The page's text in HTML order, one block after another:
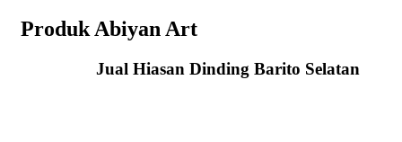
Produk Abiyan Art
Jual Hiasan Dinding Barito Selatan